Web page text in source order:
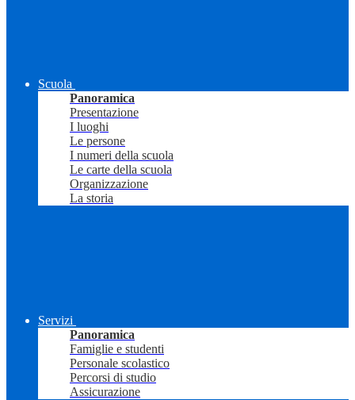
Scuola
Panoramica
Presentazione
I luoghi
Le persone
I numeri della scuola
Le carte della scuola
Organizzazione
La storia
Servizi
Panoramica
Famiglie e studenti
Personale scolastico
Percorsi di studio
Assicurazione